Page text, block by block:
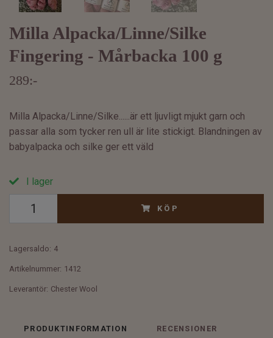
Milla Alpacka/Linne/Silke
Fingering - Mårbacka 100 g
289:-
Milla Alpacka/Linne/Silke......är ett ljuvligt mjukt garn och
passar alla som tycker ren ull är lite stickigt. Blandningen av
babyalpacka och silke ger ett väld
I lager
KÖP
Lagersaldo: 4
Artikelnummer: 1412
Leverantör: Chester Wool
PRODUKTINFORMATION RECENSIONER